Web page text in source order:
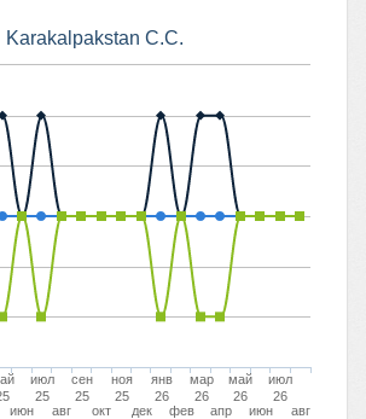
Karakalpakstan C.C.
июн
июл
25
авг
сен
25
окт
ноя
25
дек
янв
26
фев
мар
26
апр
май
26
июн
июл
26
авг